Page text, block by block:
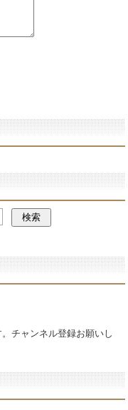
チャンネル登録お願いし